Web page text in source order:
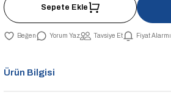
Sepete Ekle
Yorum Yaz Tavsiye Et Fiyat Alarmı
Ürün Bilgisi